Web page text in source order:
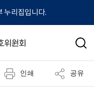
누리집입니다.
검
인쇄 공유